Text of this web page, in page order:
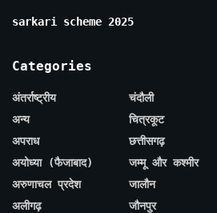
sarkari scheme 2025
Categories
अंतर्राष्ट्रीय
अन्य
अपराध
अयोध्या (फैजाबाद)
अरुणाचल प्रदेश
अलीगढ़
चंदौली
चित्रकूट
छत्तीसगढ़
जम्मू और कश्मीर
जालौन
जौनपुर